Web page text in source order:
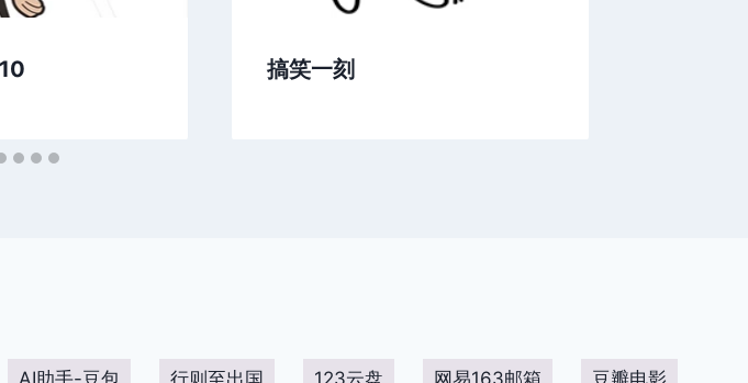
搞笑一刻
AI助手-豆包 行则至出国 123云盘 网易163邮箱 豆瓣电影